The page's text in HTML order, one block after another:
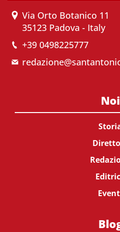
Via Orto Botanico 11
35123 Padova - Italy
+39 0498225777
Noi